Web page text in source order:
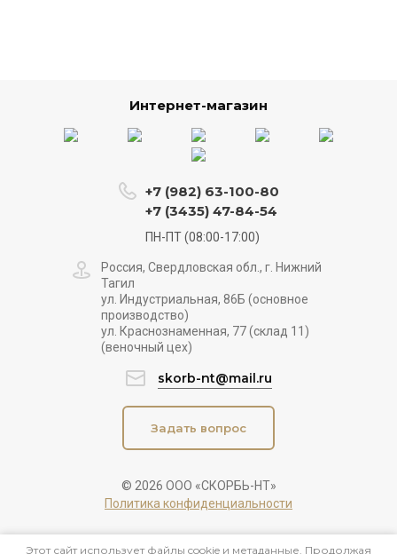
Интернет-магазин
© 2026 ООО «СКОРБЬ-НТ»
Политика конфиденциальности
+7 (982) 63-100-80
+7 (3435) 47-84-54
ПН-ПТ (08:00-17:00)
Россия, Свердловская обл., г. Нижний
Тагил
ул. Индустриальная, 86Б (основное
производство)
ул. Краснознаменная, 77 (склад 11)
(веночный цех)
skorb-nt@mail.ru
Задать вопрос
Этот сайт использует файлы cookie и метаданные. Продолжая